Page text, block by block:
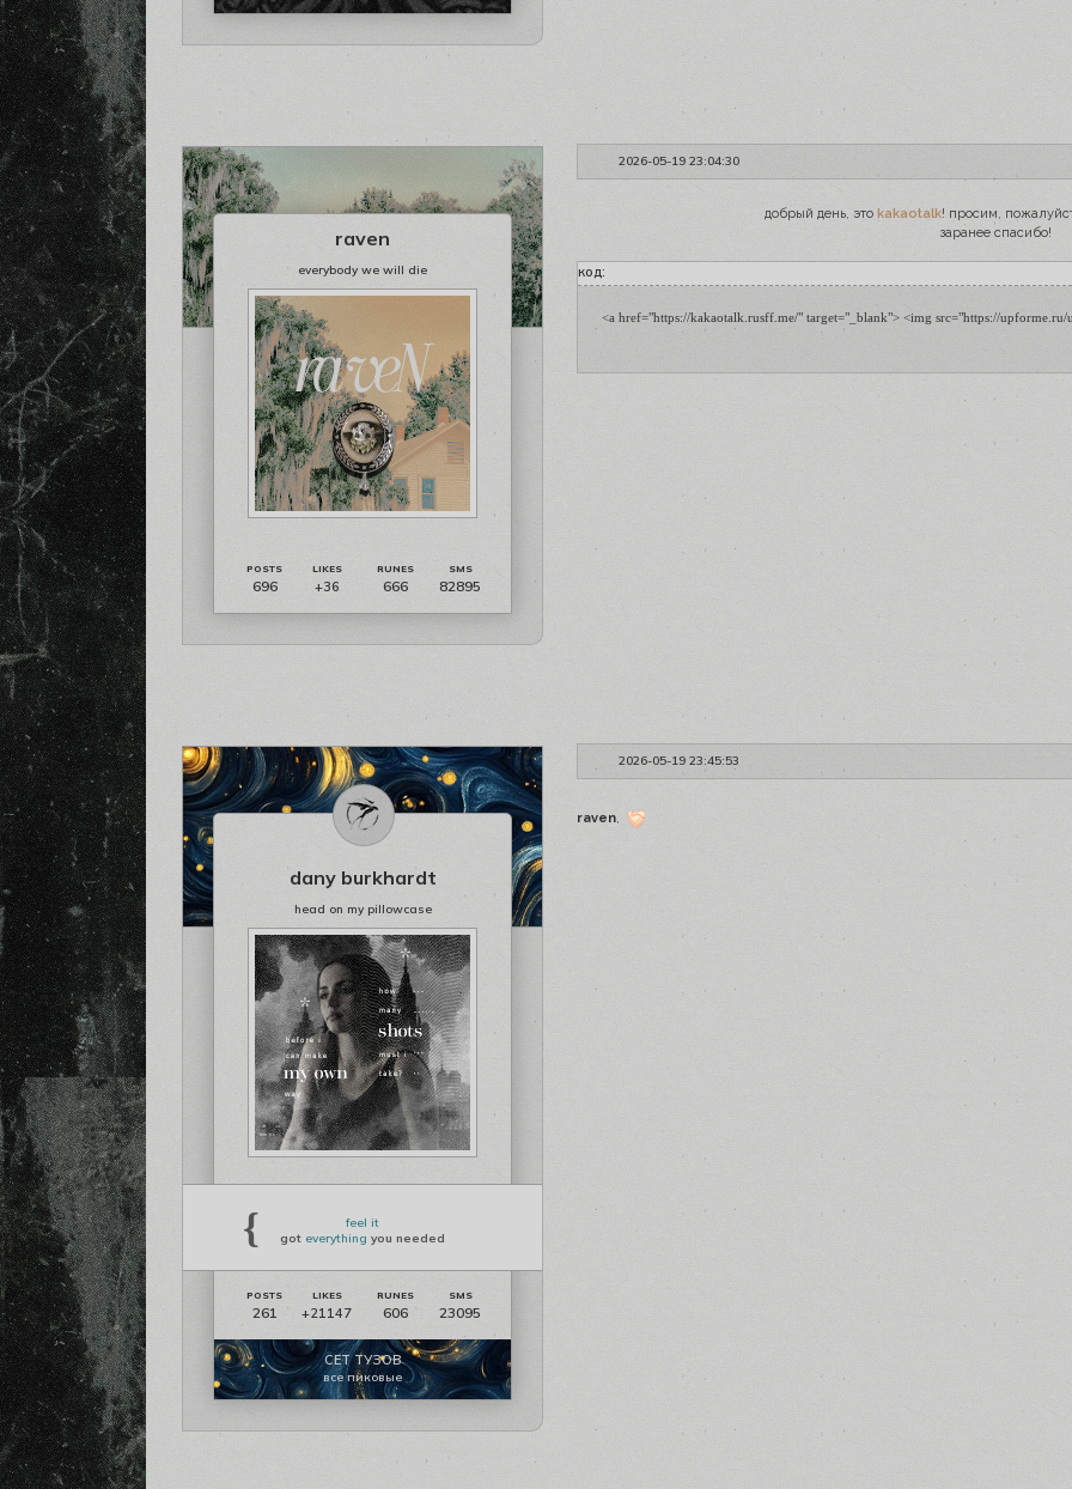
2026-05-19 23:04:30
raven
everybody we will die
696 +36 666 82895
добрый день, это kakaotalk! просим,
заранее спасибо!
код:
<a href="https://kakaotalk.rusff.me/" target="_blank"> <img src="https://
2026-05-19 23:45:53
dany burkhardt
head on my pillowcase
{
feel it
got everything you needed
261 +21147 606 23095
СЕТ ТУЗОВ
все пиковые
raven,